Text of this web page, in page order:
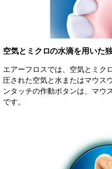
空気とミクロの水滴を用いた
エアーフロスでは、空気とミク
圧された空気と水またはマウス
ンタッチの作動ボタンは、マウ
です。